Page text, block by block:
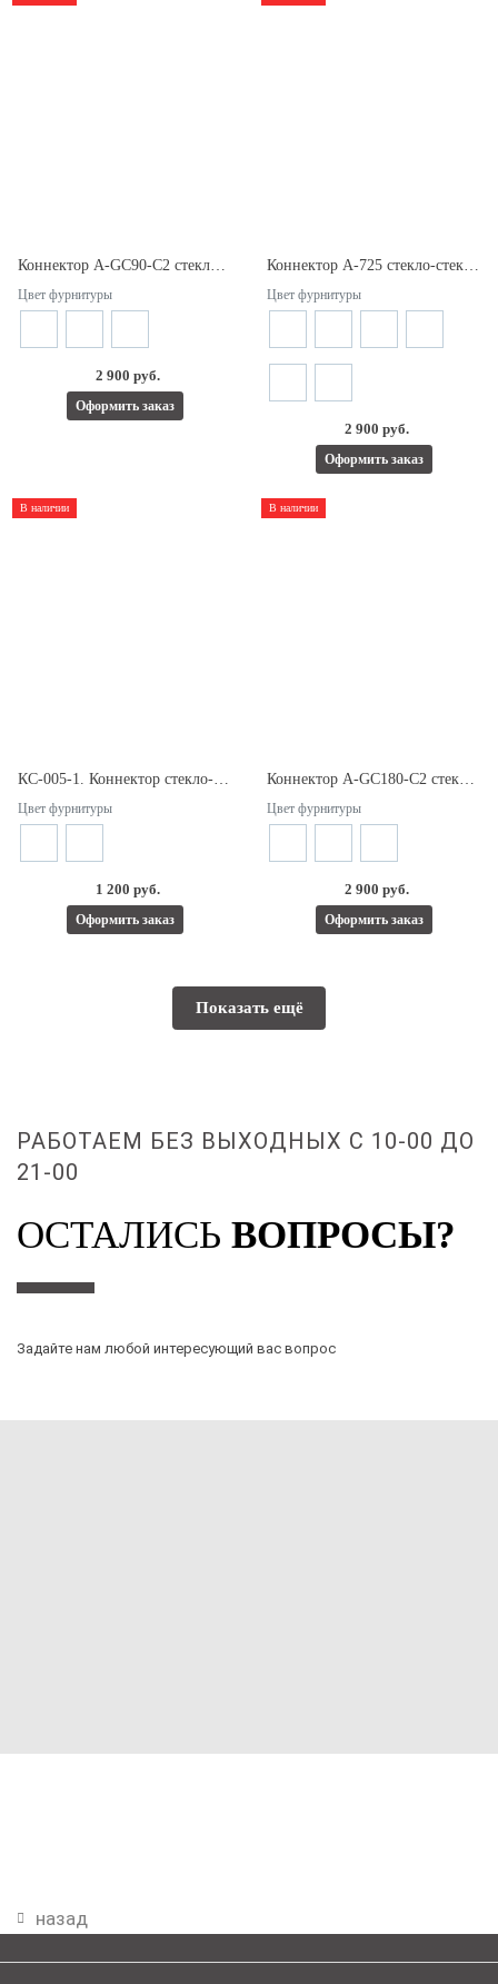
Коннектор A-GC90-C2 стекло-стекло 90°. Для стекла 6/12мм.
Цвет фурнитуры
2 900 руб.
Оформить заказ
Коннектор A-725 стекло-стекло 90°. Для стекла 8/10мм.
Цвет фурнитуры
2 900 руб.
Оформить заказ
В наличии
КС-005-1. Коннектор стекло-стекло 135°. Для стекла 6/10мм.
Цвет фурнитуры
1 200 руб.
Оформить заказ
В наличии
Коннектор A-GC180-C2 стекло-стекло 180°. Для стекла 8/10мм.
Цвет фурнитуры
2 900 руб.
Оформить заказ
Показать ещё
РАБОТАЕМ БЕЗ ВЫХОДНЫХ С 10-00 ДО
21-00
ОСТАЛИСЬ ВОПРОСЫ?
Задайте нам любой интересующий вас вопрос
назад